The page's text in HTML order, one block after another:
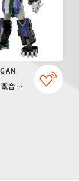
合体
】